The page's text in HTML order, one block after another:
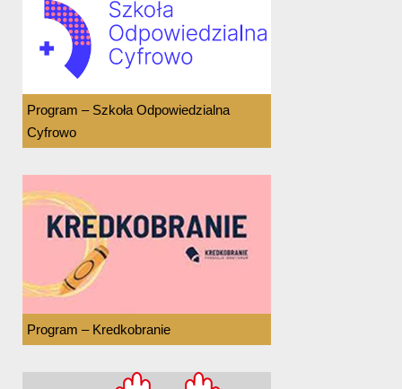
Program – Szkoła Odpowiedzialna
Cyfrowo
Program – Kredkobranie